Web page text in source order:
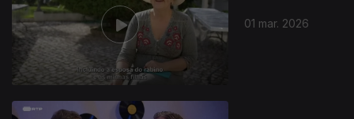
01 mar. 2026
907584